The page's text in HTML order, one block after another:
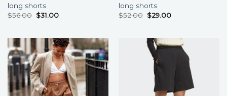
long shorts
$56.00 $31.00
long shorts
$52.00 $29.00